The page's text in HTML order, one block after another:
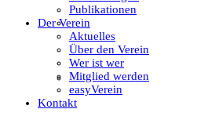
Über den Sachsenhof
Aktuelles vom Sachsenhof
Publikationen
Der Verein
Aktuelles
Über den Verein
Wer ist wer
Mitglied werden
easyVerein
Kontakt